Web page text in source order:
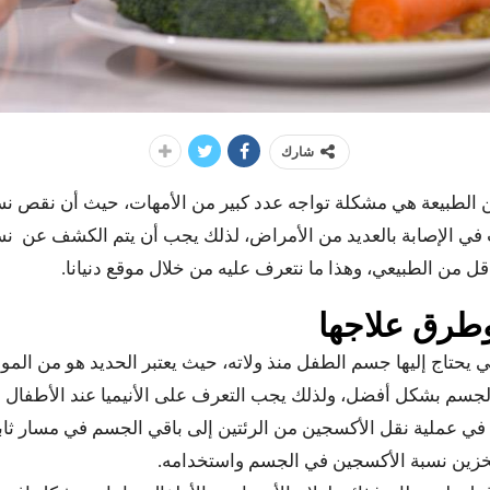
شارك
من الطبيعة هي مشكلة تواجه عدد كبير من الأمهات، حيث أن
الإصابة بالعديد من الأمراض، لذلك يجب أن يتم الكشف عن
من الطبيعي، وهذا ما نتعرف عليه من خلال موقع دنيانا.
وطرق علاجها
يحتاج إليها جسم الطفل منذ ولاته، حيث يعتبر الحديد هو من
بشكل أفضل، ولذلك يجب التعرف على الأنيميا عند
عملية نقل الأكسجين من الرئتين إلى باقي الجسم في مسار
نسبة الأكسجين في الجسم واستخدامه.